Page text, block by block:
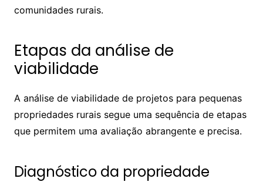
comunidades rurais.
Etapas da análise de
viabilidade
A análise de viabilidade de projetos para pequenas
propriedades rurais segue uma sequência de etapas
que permitem uma avaliação abrangente e precisa.
Diagnóstico da propriedade